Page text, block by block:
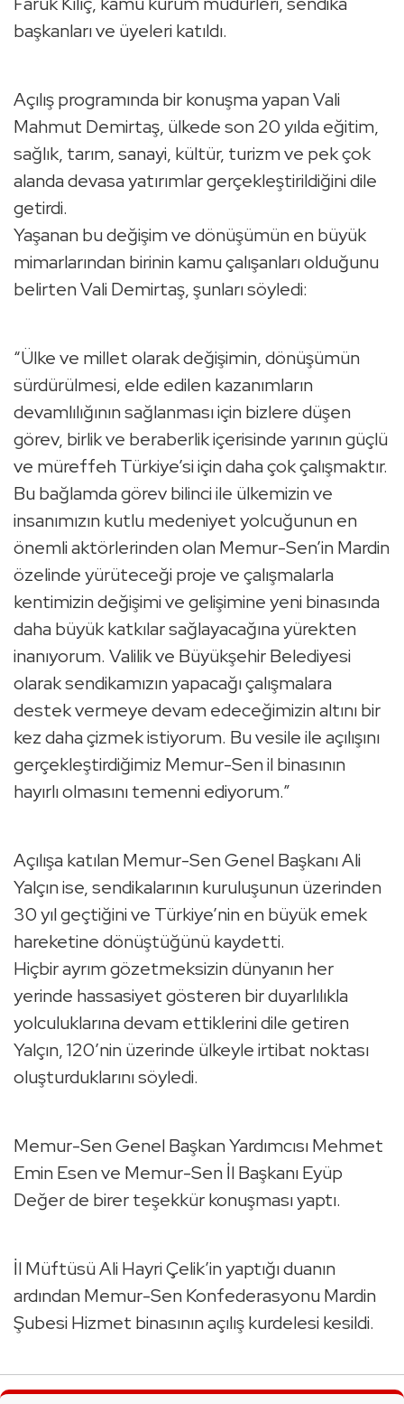
başkanları ve üyeleri katıldı.
Açılış programında bir konuşma yapan Vali
Mahmut Demirtaş, ülkede son 20 yılda eğitim,
sağlık, tarım, sanayi, kültür, turizm ve pek çok
alanda devasa yatırımlar gerçekleştirildiğini dile
getirdi.
Yaşanan bu değişim ve dönüşümün en büyük
mimarlarından birinin kamu çalışanları olduğunu
belirten Vali Demirtaş, şunları söyledi:
“Ülke ve millet olarak değişimin, dönüşümün
sürdürülmesi, elde edilen kazanımların
devamlılığının sağlanması için bizlere düşen
görev, birlik ve beraberlik içerisinde yarının güçlü
ve müreffeh Türkiye’si için daha çok çalışmaktır.
Bu bağlamda görev bilinci ile ülkemizin ve
insanımızın kutlu medeniyet yolcuğunun en
önemli aktörlerinden olan Memur-Sen’in Mardin
özelinde yürüteceği proje ve çalışmalarla
kentimizin değişimi ve gelişimine yeni binasında
daha büyük katkılar sağlayacağına yürekten
inanıyorum. Valilik ve Büyükşehir Belediyesi
olarak sendikamızın yapacağı çalışmalara
destek vermeye devam edeceğimizin altını bir
kez daha çizmek istiyorum. Bu vesile ile açılışını
gerçekleştirdiğimiz Memur-Sen il binasının
hayırlı olmasını temenni ediyorum.”
Açılışa katılan Memur-Sen Genel Başkanı Ali
Yalçın ise, sendikalarının kuruluşunun üzerinden
30 yıl geçtiğini ve Türkiye’nin en büyük emek
hareketine dönüştüğünü kaydetti.
Hiçbir ayrım gözetmeksizin dünyanın her
yerinde hassasiyet gösteren bir duyarlılıkla
yolculuklarına devam ettiklerini dile getiren
Yalçın, 120’nin üzerinde ülkeyle irtibat noktası
oluşturduklarını söyledi.
Memur-Sen Genel Başkan Yardımcısı Mehmet
Emin Esen ve Memur-Sen İl Başkanı Eyüp
Değer de birer teşekkür konuşması yaptı.
İl Müftüsü Ali Hayri Çelik’in yaptığı duanın
ardından Memur-Sen Konfederasyonu Mardin
Şubesi Hizmet binasının açılış kurdelesi kesildi.